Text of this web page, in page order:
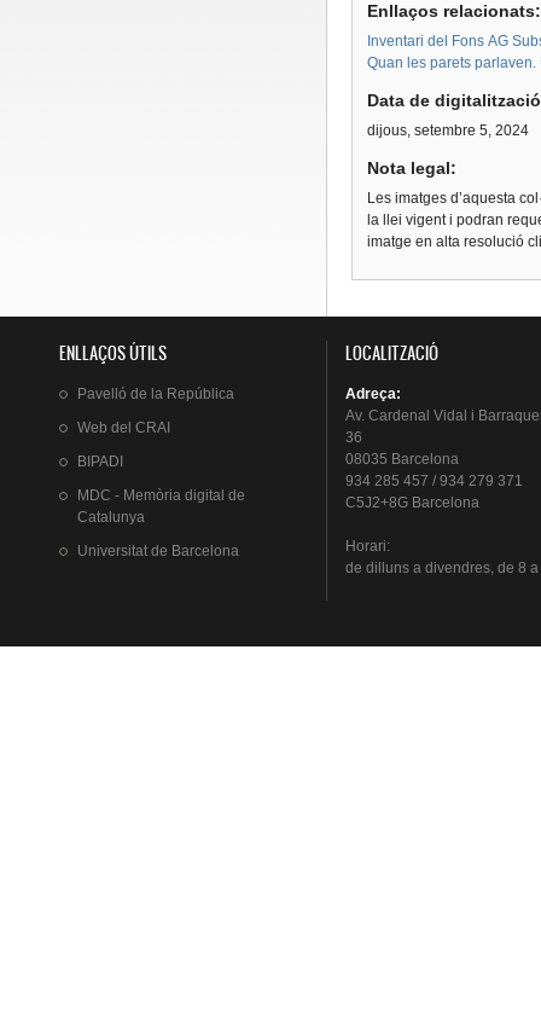
Enllaços
Inventari del Fons AG
Quan les parets parlaven.
Data de
dijous, setembre 5, 2024
Nota legal:
Les imatges d’aquesta
la llei vigent i podran
imatge en alta resolució
ENLLAÇOS ÚTILS
Pavelló de la República
Web del CRAI
BIPADI
MDC - Memòria digital de
Catalunya
Universitat de Barcelona
LOCALITZACIÓ
Adreça:
Av. Cardenal Vidal i
36
08035 Barcelona
934 285 457 / 934 279 371
C5J2+8G Barcelona
Horari:
de dillunsa divendres, de 8